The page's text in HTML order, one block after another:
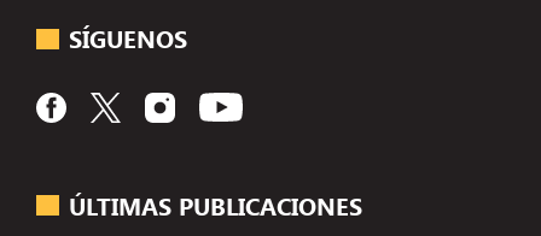
ÚLTIMAS PUBLICACIONES
SÍGUENOS